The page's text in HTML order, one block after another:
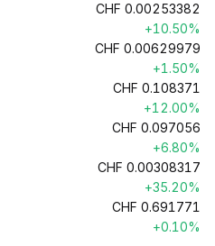
CHF 0.00253382
+10.50%
CHF 0.00629979
+1.50%
CHF 0.108371
+12.00%
CHF 0.097056
+6.80%
CHF 0.00308317
+35.20%
CHF 0.691771
+0.10%